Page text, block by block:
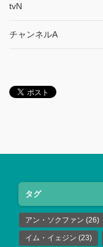
tvN
チャンネルA
タグ
アン・ソクファン (26)
イム・イェジン (23)